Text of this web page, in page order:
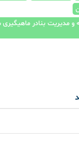
و مدیریت بنادر